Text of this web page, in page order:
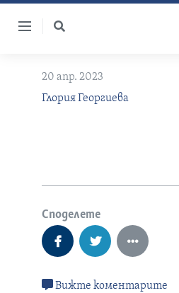
Skip
20 апр. 2023
Глория Георгиева
Споделете
Вижте коментарите